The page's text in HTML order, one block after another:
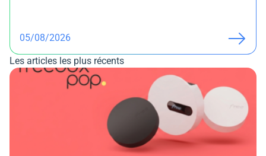
05/08/2026
Les articles les plus récents